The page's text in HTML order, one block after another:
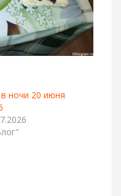
ночи 20 июня